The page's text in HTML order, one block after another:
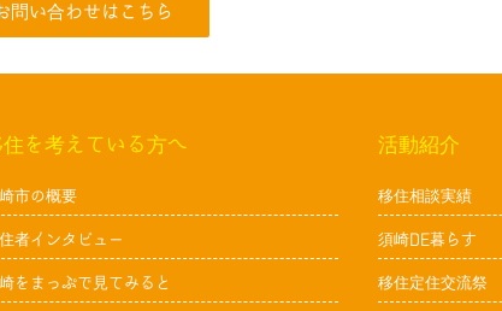
問い合わせはこちら
住を考えている方へ
市の概要
者インタビュー
をまっぷで見てみると
活動紹介
移住相談実績
須崎DE暮らす
移住定住交流祭